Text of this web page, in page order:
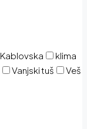
Kablovska
klima
Vanjski tuš
Veš